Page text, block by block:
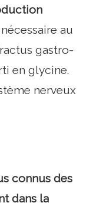
au
gastro-
en glycine.
nerveux
connus des
dans la